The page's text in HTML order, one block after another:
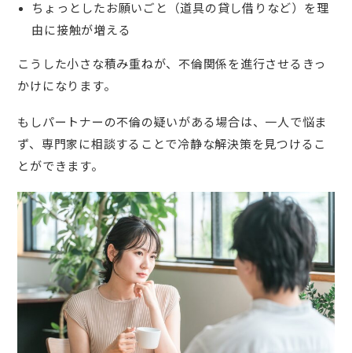
ちょっとしたお願いごと（道具の貸し借りなど）を理
由に接触が増える
こうした小さな積み重ねが、不倫関係を進行させるきっ
かけになります。
もしパートナーの不倫の疑いがある場合は、一人で悩ま
ず、専門家に相談することで冷静な解決策を見つけるこ
とができます。